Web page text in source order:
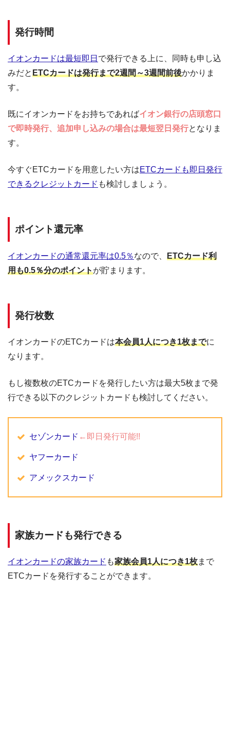
発行時間
イオンカードは最短即日 で発行できる上に、同時も申し込
みだとETCカードは発行まで2週間～3週間前後かかりま
す。
既にイオンカードをお持ちであればイオン銀行の店頭窓口
で即時発行、追加申し込みの場合は最短翌日発行となりま
す。
今すぐETCカードを用意したい方はETCカードも即日発行
できるクレジットカード も検討しましょう。
ポイント還元率
イオンカードの通常還元率は0.5％なので、 ETCカード利
用も0.5％分のポイントが貯まります。
発行枚数
イオンカードのETCカードは本会員1人につき1枚までに
なります。
もし複数枚のETCカードを発行したい方は最大5枚まで発
行できる以下のクレジットカードも検討してください。
セゾンカード ←即日発行可能!!
ヤフーカード
アメックスカード
家族カードも発行できる
イオンカードの家族カード も家族会員1人につき1枚まで
ETCカードを発行することができます。